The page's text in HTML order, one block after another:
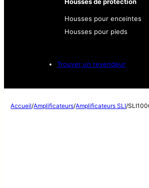
Housses pour enceintes
Housses pour pieds
Trouver un revendeur
Accueil/Amplificateurs/Amplificateurs SLI/